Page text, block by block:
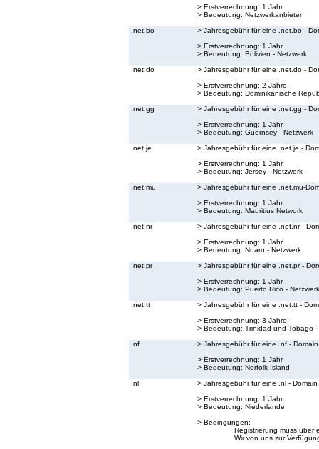
> Erstverrechnung: 1 Jahr
> Bedeutung: Netzwerkanbieter
.net.bo
> Jahresgebühr für eine .net.bo -
> Erstverrechnung: 1 Jahr
> Bedeutung: Bolivien - Netzwerk
.net.do
> Jahresgebühr für eine .net.do -
> Erstverrechnung: 2 Jahre
> Bedeutung: Dominikanische
.net.gg
> Jahresgebühr für eine .net.gg -
> Erstverrechnung: 1 Jahr
> Bedeutung: Guernsey - Netzwerk
.net.je
> Jahresgebühr für eine .net.je -
> Erstverrechnung: 1 Jahr
> Bedeutung: Jersey - Netzwerk
.net.mu
> Jahresgebühr für eine .net.mu-
> Erstverrechnung: 1 Jahr
> Bedeutung: Mauritius Network
.net.nr
> Jahresgebühr für eine .net.nr -
> Erstverrechnung: 1 Jahr
> Bedeutung: Nuaru - Netzwerk
.net.pr
> Jahresgebühr für eine .net.pr -
> Erstverrechnung: 1 Jahr
> Bedeutung: Puerto Rico - Netzwerk
.net.tt
> Jahresgebühr für eine .net.tt -
> Erstverrechnung: 3 Jahre
> Bedeutung: Trinidad und Tobago -
.nf
> Jahresgebühr für eine .nf - Domain
> Erstverrechnung: 1 Jahr
> Bedeutung: Norfolk Island
.nl
> Jahresgebühr für eine .nl - Domain
> Erstverrechnung: 1 Jahr
> Bedeutung: Niederlande
> Bedingungen:
Registrierung muss über
Wir von uns zur